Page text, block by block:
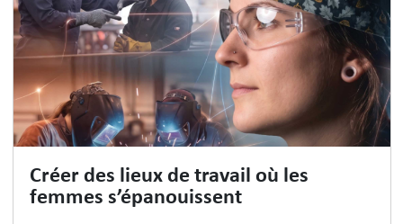
Créer des lieux de travail où les
femmes s’épanouissent